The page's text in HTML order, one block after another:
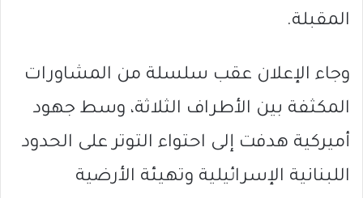
المقبلة.
وجاء الإعلان عقب سلسلة من المشاورات
المكثفة بين الأطراف الثلاثة، وسط جهود
أميركية هدفت إلى احتواء التوتر على الحدود
اللبنانية الإسرائيلية وتهيئة الأرضية